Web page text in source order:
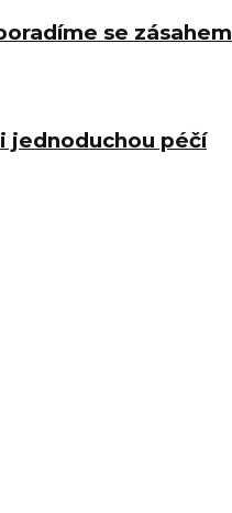
se zásahem
jednoduchou péčí